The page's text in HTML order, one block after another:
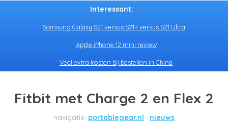
Interessant:
Samsung Galaxy S21 versus S21+ versus S21 Ultra
Apple iPhone 12 mini review
Veel extra kosten bij bestellen in China
Fitbit met Charge 2 en Flex 2
portablegear.nl nieuws